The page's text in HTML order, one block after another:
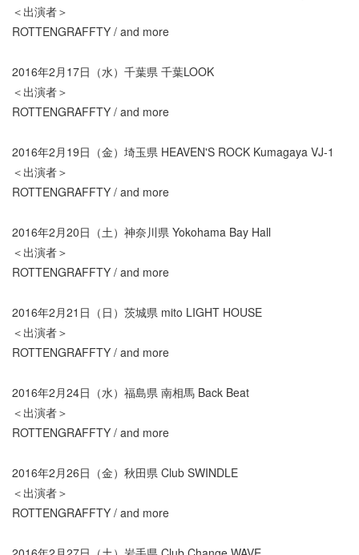
＜出演者＞
ROTTENGRAFFTY / and more
2016年2月17日（水）千葉県 千葉LOOK
＜出演者＞
ROTTENGRAFFTY / and more
2016年2月19日（金）埼玉県 HEAVEN'S ROCK Kumagaya VJ-1
＜出演者＞
ROTTENGRAFFTY / and more
2016年2月20日（土）神奈川県 Yokohama Bay Hall
＜出演者＞
ROTTENGRAFFTY / and more
2016年2月21日（日）茨城県 mito LIGHT HOUSE
＜出演者＞
ROTTENGRAFFTY / and more
2016年2月24日（水）福島県 南相馬 Back Beat
＜出演者＞
ROTTENGRAFFTY / and more
2016年2月26日（金）秋田県 Club SWINDLE
＜出演者＞
ROTTENGRAFFTY / and more